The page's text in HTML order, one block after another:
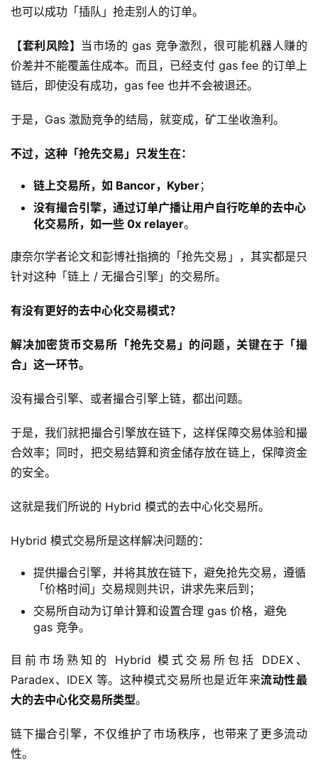
也可以成功「插队」抢走别人的订单。
【套利风险】 当市场的 gas 竞争激烈，很可能机器人赚的
价差并不能覆盖住成本。而且，已经支付 gas fee 的订单上
链后，即使没有成功，gas fee 也并不会被退还。
于是，Gas 激励竞争的结局，就变成，矿工坐收渔利。
不过，这种「抢先交易」只发生在：
链上交易所，如 Bancor，Kyber；
没有撮合引擎，通过订单广播让用户自行吃单的去中心
化交易所，如一些 0x relayer。
康奈尔学者论文和彭博社指摘的「抢先交易」，其实都是只
针对这种「链上 / 无撮合引擎」的交易所。
有没有更好的去中心化交易模式？
解决加密货币交易所「抢先交易」的问题，关键在于「撮
合」这一环节。
没有撮合引擎、或者撮合引擎上链，都出问题。
于是，我们就把撮合引擎放在链下，这样保障交易体验和撮
合效率；同时，把交易结算和资金储存放在链上，保障资金
的安全。
这就是我们所说的 Hybrid 模式的去中心化交易所。
Hybrid 模式交易所是这样解决问题的：
提供撮合引擎，并将其放在链下，避免抢先交易，遵循
「价格时间」交易规则共识，讲求先来后到；
交易所自动为订单计算和设置合理 gas 价格，避免
gas 竞争。
目前市场熟知的 Hybrid 模式交易所包括 DDEX、
Paradex、IDEX 等。这种模式交易所也是近年来流动性最
大的去中心化交易所类型。
链下撮合引擎，不仅维护了市场秩序，也带来了更多流动
性。